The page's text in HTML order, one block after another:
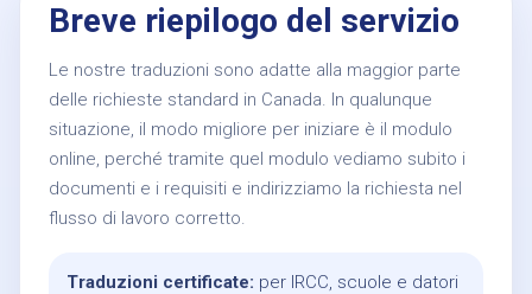
Breve riepilogo del servizio
Le nostre traduzioni sono adatte alla maggior parte
delle richieste standard in Canada. In qualunque
situazione, il modo migliore per iniziare è il modulo
online, perché tramite quel modulo vediamo subito i
documenti e i requisiti e indirizziamo la richiesta nel
flusso di lavoro corretto.
Traduzioni certificate: per IRCC, scuole e datori